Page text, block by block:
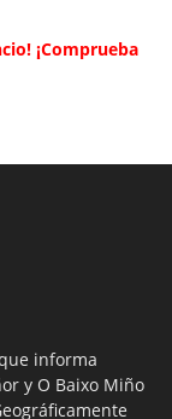
¡Comprueba
informa
y O Baixo Miño